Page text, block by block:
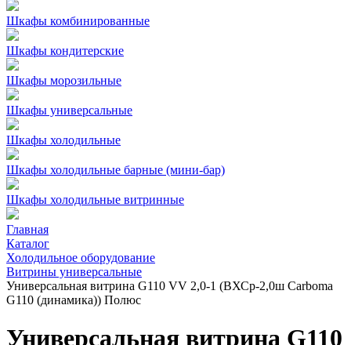
Шкафы комбинированные
Шкафы кондитерские
Шкафы морозильные
Шкафы универсальные
Шкафы холодильные
Шкафы холодильные барные (мини-бар)
Шкафы холодильные витринные
Главная
Каталог
Холодильное оборудование
Витрины универсальные
Универсальная витрина G110 VV 2,0-1 (ВХСр-2,0ш Carboma
G110 (динамика)) Полюс
Универсальная витрина G110